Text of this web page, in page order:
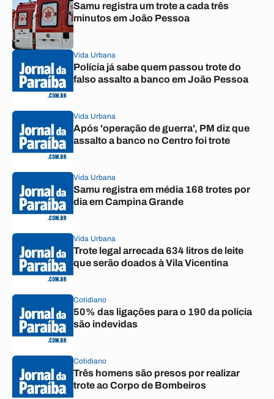
Samu registra um trote a cada três
minutos em João Pessoa
Vida Urbana
Polícia já sabe quem passou trote do
falso assalto a banco em João Pessoa
Vida Urbana
Após 'operação de guerra', PM diz que
assalto a banco no Centro foi trote
Vida Urbana
Samu registra em média 168 trotes por
dia em Campina Grande
Vida Urbana
Trote legal arrecada 634 litros de leite
que serão doados à Vila Vicentina
Cotidiano
50% das ligações para o 190 da polícia
são indevidas
Cotidiano
Três homens são presos por realizar
trote ao Corpo de Bombeiros